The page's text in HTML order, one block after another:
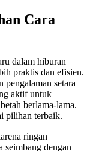
Cara
dalam hiburan
praktis dan efisien.
pengalaman setara
aktif untuk
berlama-lama.
pilihan terbaik.
ringan
seimbang dengan